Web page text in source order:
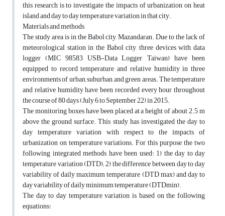
this research is to investigate the impacts of urbanization on heat
island and day to day temperature variation in that city.
Materials and methods
The study area is in the Babol city, Mazandaran. Due to the lack of
meteorological station in the Babol city, three devices with data
logger (MIC 98583 USB-Data Logger, Taiwan) have been
equipped to record temperature and relative humidity in three
environments of urban, suburban, and green areas. The temperature
and relative humidity have been recorded every hour throughout
the course of 80 days (July 6 to September 22) in 2015.
The monitoring boxes have been placed at a height of about 2.5 m
above the ground surface. This study has investigated the day to
day temperature variation with respect to the impacts of
urbanization on temperature variations. For this purpose, the two
following integrated methods have been used: 1) the day to day
temperature variation (DTD); 2) the difference between day to day
variability of daily maximum temperature (DTD max) and day to
day variability of daily minimum temperature (DTDmin).
The day to day temperature variation is based on the following
equations: